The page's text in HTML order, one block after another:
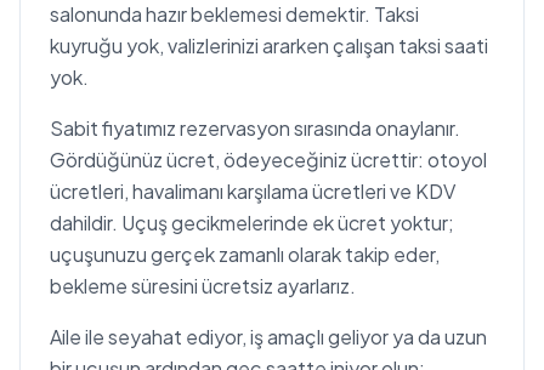
salonunda hazır beklemesi demektir. Taksi
kuyruğu yok, valizlerinizi ararken çalışan taksi saati
yok.
Sabit fiyatımız rezervasyon sırasında onaylanır.
Gördüğünüz ücret, ödeyeceğiniz ücrettir: otoyol
ücretleri, havalimanı karşılama ücretleri ve KDV
dahildir. Uçuş gecikmelerinde ek ücret yoktur;
uçuşunuzu gerçek zamanlı olarak takip eder,
bekleme süresini ücretsiz ayarlarız.
Aile ile seyahat ediyor, iş amaçlı geliyor ya da uzun